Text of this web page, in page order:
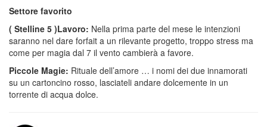
Settore favorito
( Stelline 5 )Lavoro: Nella prima parte del mese le intenzioni
saranno nel dare forfait a un rilevante progetto, troppo stress ma
come per magia dal 7 il vento cambierà a favore.
Piccole Magie: Rituale dell’amore … i nomi dei due innamorati
su un cartoncino rosso, lasciateli andare dolcemente in un
torrente di acqua dolce.